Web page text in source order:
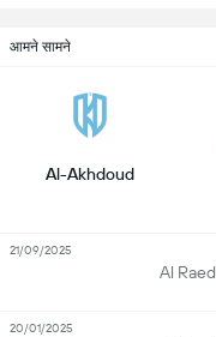
आमने सामने
Al-Akhdoud
Al Raed
21/09/2025
20/01/2025